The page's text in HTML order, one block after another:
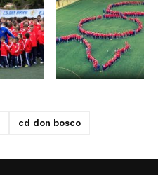
cd don bosco